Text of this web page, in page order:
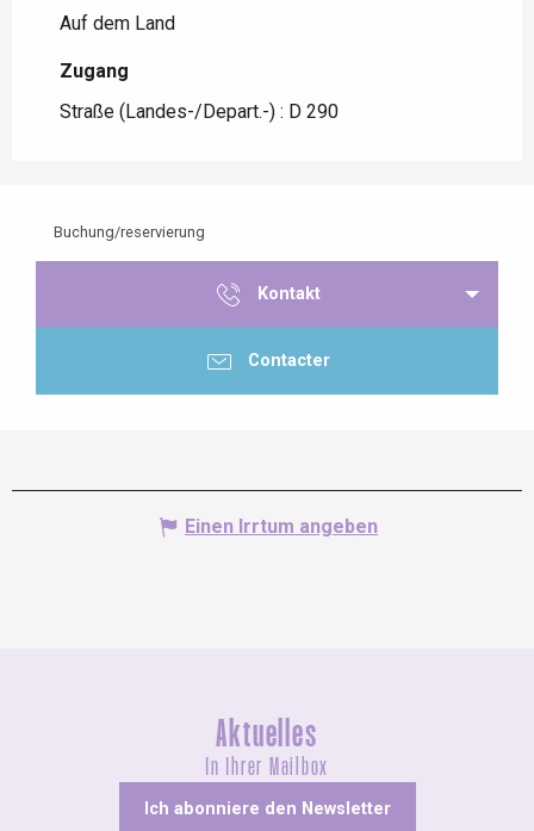
Auf dem Land
Zugang
Zugang
Straße (Landes-/Depart.-) : D 290
Buchung/reservierung
Kontakt
Contacter
Einen Irrtum angeben
Aktuelles
In Ihrer Mailbox
Ich abonniere den Newsletter